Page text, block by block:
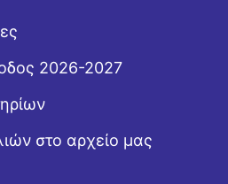
2026-2027
στο αρχείο μας